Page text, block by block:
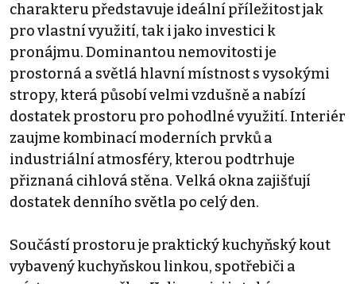
charakteru představuje ideální příležitost jak
pro vlastní využití, tak i jako investici k
pronájmu. Dominantou nemovitosti je
prostorná a světlá hlavní místnost s vysokými
stropy, která působí velmi vzdušně a nabízí
dostatek prostoru pro pohodlné využití. Interiér
zaujme kombinací moderních prvků a
industriální atmosféry, kterou podtrhuje
přiznaná cihlová stěna. Velká okna zajišťují
dostatek denního světla po celý den.
Součástí prostoru je praktický kuchyňský kout
vybavený kuchyňskou linkou, spotřebiči a